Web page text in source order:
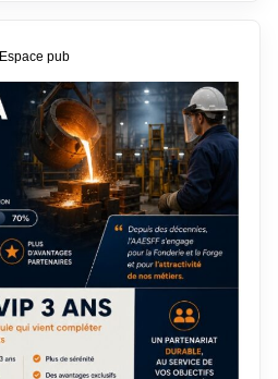
Espace pub